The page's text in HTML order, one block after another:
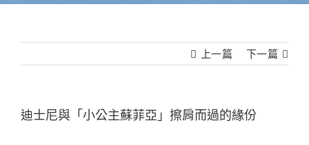
上一篇 下一篇
迪士尼與「小公主蘇菲亞」擦肩而過的緣份